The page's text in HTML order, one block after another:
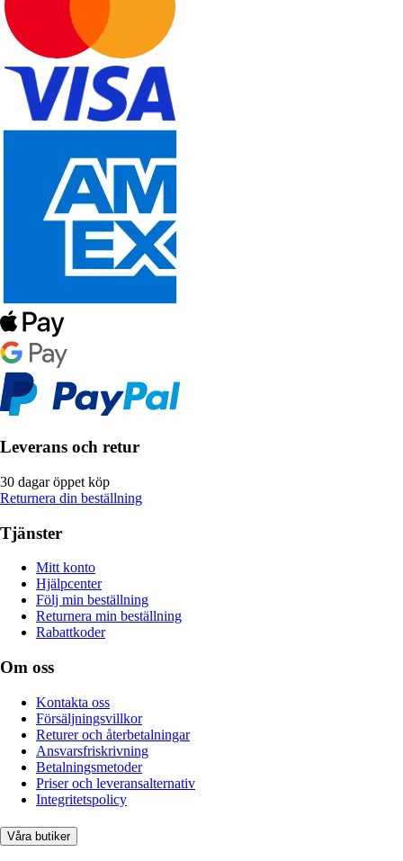
Leverans och retur
30 dagar öppet köp
Returnera din beställning
Tjänster
Mitt konto
Hjälpcenter
Följ min beställning
Returnera min beställning
Rabattkoder
Om oss
Kontakta oss
Försäljningsvillkor
Returer och återbetalningar
Ansvarsfriskrivning
Betalningsmetoder
Priser och leveransalternativ
Integritetspolicy
Våra butiker